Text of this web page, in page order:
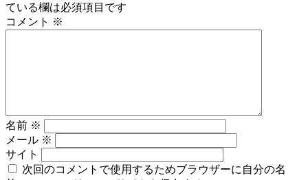
ている欄は必須項目です
コメント ※
名前 ※
メール ※
サイト
次回のコメントで使用するためブラウザーに自分の名